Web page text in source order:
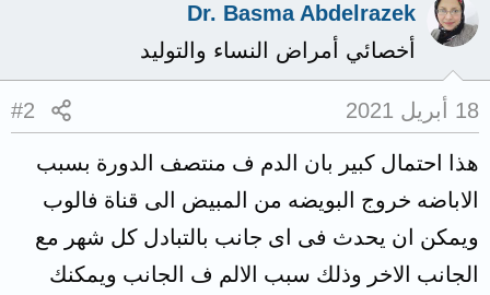
Dr. Basma Abdelrazek
أخصائي أمراض النساء والتوليد
18 أبريل 2021 #2
هذا احتمال كبير بان الدم ف منتصف الدورة بسبب
الاباضه خروج البويضه من المبيض الى قناة فالوب
ويمكن ان يحدث فى اى جانب بالتبادل كل شهر مع
الجانب الاخر وذلك سبب الالم ف الجانب ويمكنك